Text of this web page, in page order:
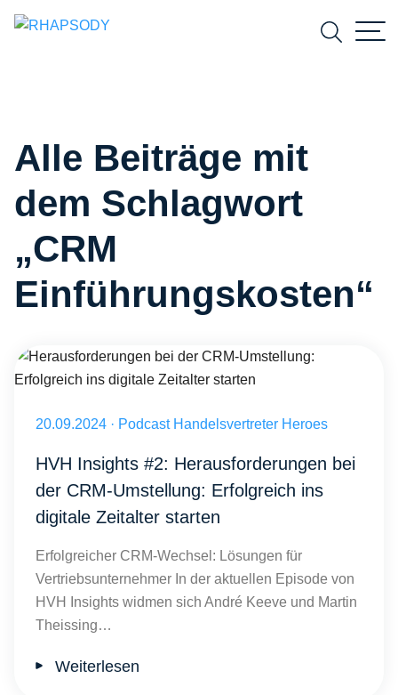
Suchen
Alle Beiträge mit
dem Schlagwort
„CRM
Einführungskosten“
Veröffentlicht am 20.09.2024
20.09.2024 · Podcast Handelsvertreter Heroes
HVH Insights #2: Herausforderungen bei
der CRM-Umstellung: Erfolgreich ins
digitale Zeitalter starten
Erfolgreicher CRM-Wechsel: Lösungen für
Vertriebsunternehmer In der aktuellen Episode von
HVH Insights widmen sich André Keeve und Martin
Theissing…
Weiterlesen